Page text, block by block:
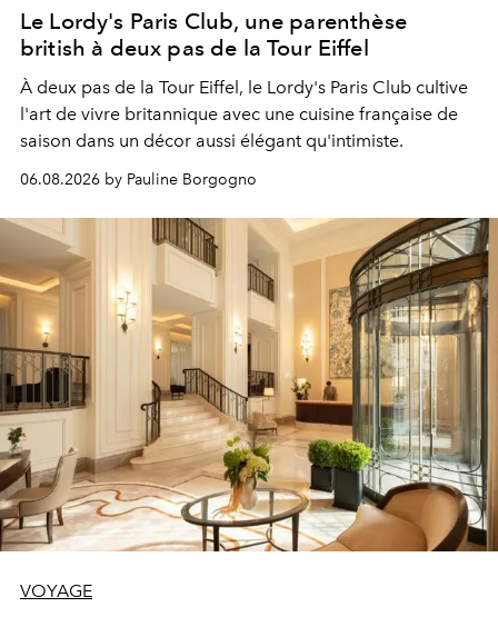
Le Lordy's Paris Club, une parenthèse
british à deux pas de la Tour Eiffel
À deux pas de la Tour Eiffel, le Lordy's Paris Club cultive
l'art de vivre britannique avec une cuisine française de
saison dans un décor aussi élégant qu'intimiste.
06.08.2026 by Pauline Borgogno
VOYAGE